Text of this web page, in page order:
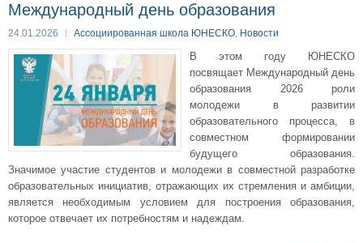
Международный день образования
24.01.2026 Ассоциированная школа ЮНЕСКО, Новости
В этом году ЮНЕСКО
посвящает Международный день
образования 2026 роли
молодежи в развитии
образовательного процесса, в
совместном формировании
будущего образования.
Значимое участие студентов и молодежи в совместной разработке
образовательных инициатив, отражающих их стремления и амбиции,
является необходимым условием для построения образования,
которое отвечает их потребностям и надеждам.